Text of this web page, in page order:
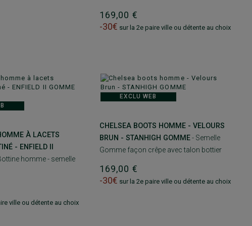
169,00 €
-30€ sur la 2e paire ville ou détente au choix
À LACETS
- ENFIELD II
homme - semelle
ville ou détente au choix
EXCLU WEB
CHELSEA BOOTS HOMME - VELOURS
BRUN - STANHIGH GOMME- Semelle
Gomme façon crêpe avec talon bottier
169,00 €
-30€ sur la 2e paire ville ou détente au choix